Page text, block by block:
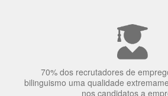
70% dos recrutadores de
bilinguismo uma qualidade
nos candidatos a